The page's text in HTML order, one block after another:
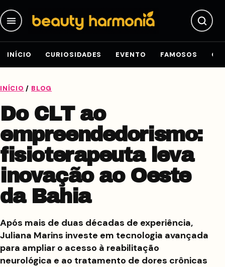
INÍCIO CURIOSIDADES EVENTO FAMOSOS
INÍCIO / BLOG
Do CLT ao
empreendedorismo:
fisioterapeuta leva
inovação ao Oeste
da Bahia
Após mais de duas décadas de experiência,
Juliana Marins investe em tecnologia avançada
para ampliar o acesso à reabilitação
neurológica e ao tratamento de dores crônicas